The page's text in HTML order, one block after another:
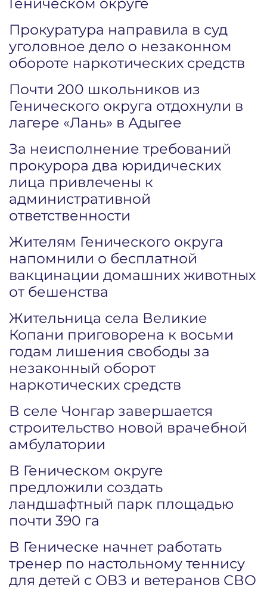
Геническом округе
Прокуратура направила в суд
уголовное дело о незаконном
обороте наркотических средств
Почти 200 школьников из
Генического округа отдохнули в
лагере «Лань» в Адыгее
За неисполнение требований
прокурора два юридических
лица привлечены к
административной
ответственности
Жителям Генического округа
напомнили о бесплатной
вакцинации домашних животных
от бешенства
Жительница села Великие
Копани приговорена к восьми
годам лишения свободы за
незаконный оборот
наркотических средств
В селе Чонгар завершается
строительство новой врачебной
амбулатории
В Геническом округе
предложили создать
ландшафтный парк площадью
почти 390 га
В Геническе начнет работать
тренер по настольному теннису
для детей с ОВЗ и ветеранов СВО